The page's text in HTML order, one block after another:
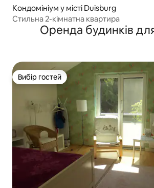
Кондомініум у місті Duisburg
Стильна 2-кімнатна квартира
Оренда будинків
Вибір гостей
Вибір гостей